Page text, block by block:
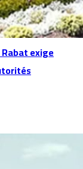
Rabat exige